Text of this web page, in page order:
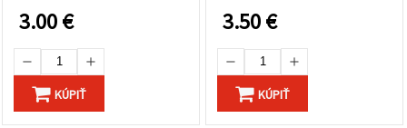
tvorenie (DIY)
3.00€
KÚPIŤ
3.50€
KÚPIŤ